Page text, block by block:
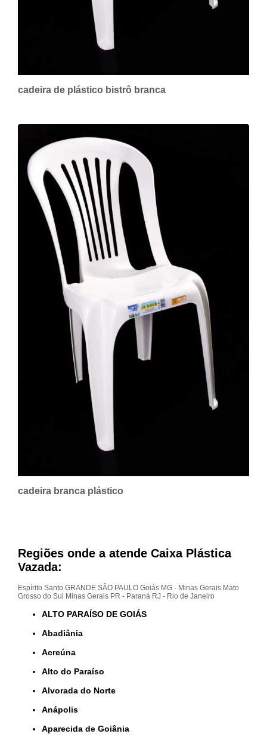
cadeira de plástico bistrô branca
cadeira branca plástico
Regiões onde a atende Caixa Plástica
Vazada:
Espírito Santo GRANDE SÃO PAULO Goiás MG - Minas Gerais Mato
Grosso do Sul
Minas Gerais PR - Paraná RJ - Rio de Janeiro
ALTO PARAÍSO DE GOIÁS
Abadiânia
Acreúna
Alto do Paraíso
Alvorada do Norte
Anápolis
Aparecida de Goiânia